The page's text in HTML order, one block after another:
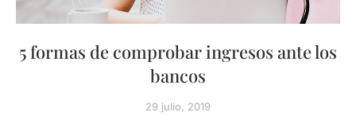
5 formas de comprobar ingresos ante los
bancos
29 julio, 2019